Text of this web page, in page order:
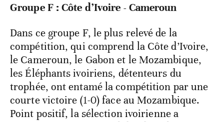
Groupe F : Côte d’Ivoire - Cameroun
Dans ce groupe F, le plus relevé de la
compétition, qui comprend la Côte d’Ivoire,
le Cameroun, le Gabon et le Mozambique,
les Éléphants ivoiriens, détenteurs du
trophée, ont entamé la compétition par une
courte victoire (1-0) face au Mozambique.
Point positif, la sélection ivoirienne a